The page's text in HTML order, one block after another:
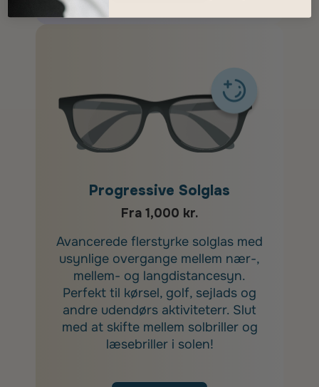
Progressive Solglas
Fra 1,000 kr.
Avancerede flerstyrke solglas med
usynlige overgange mellem nær-,
mellem- og langdistancesyn.
Perfekt til kørsel, golf, sejlads og
andre udendørs aktiviteterr. Slut
med at skifte mellem solbriller og
læsebriller i solen!